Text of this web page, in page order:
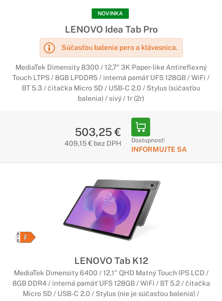
NOVINKA
LENOVO Idea Tab Pro
Súčasťou balenia pero a klávesnica.
MediaTek Dimensity 8300 / 12,7" 3K Paper-like Antireflexný
Touch LTPS / 8GB LPDDR5 / interná pamäť UFS 128GB / WiFi /
BT 5.3 / čítačka Micro SD / USB-C 2.0 / Stylus (súčasťou
balenia) / sivý / 1r (2r)
503,25 €
409,15 € bez DPH Dostupnosť:
INFORMUJTE SA
LENOVO Tab K12
MediaTek Dimensity 6400 / 12,1" QHD Matný Touch IPS LCD /
8GB DDR4 / interná pamäť UFS 128GB / WiFi / BT 5.2 / čítačka
Micro SD / USB-C 2.0 / Stylus (nie je súčasťou balenia) /